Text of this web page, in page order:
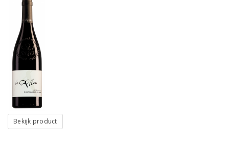
Bekijk product